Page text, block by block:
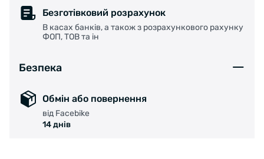
Безготівковий розрахунок
В касах банків, а також з розрахункового рахунку
ФОП, ТОВ та ін
Безпека
Обмін або повернення
від Facebike
14 днів